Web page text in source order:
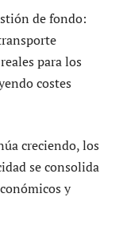
de fondo:
para los
costes
creciendo, los
se consolida
y